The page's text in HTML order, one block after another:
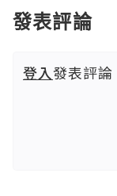
發表評論
登入發表評論